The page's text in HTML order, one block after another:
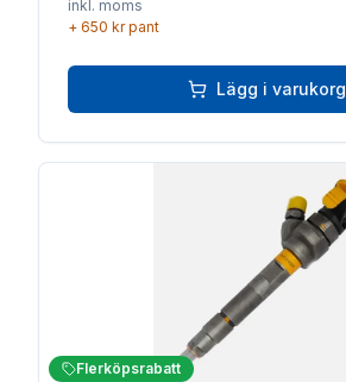
inkl. moms
+ 650 krpant
Lägg i varukorg
Flerköpsrabatt